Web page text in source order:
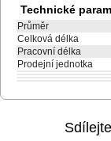
Technické
Průměr
Celková délka
Pracovní délka
Prodejní jednotka